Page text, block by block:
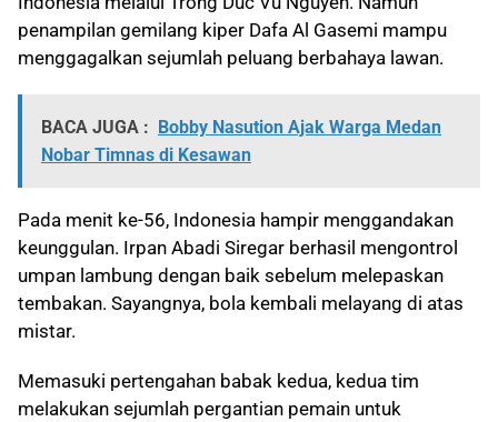
penampilan gemilang kiper Dafa Al Gasemi mampu
menggagalkan sejumlah peluang berbahaya lawan.
BACA JUGA : Bobby Nasution Ajak Warga Medan
Nobar Timnas di Kesawan
Pada menit ke-56, Indonesia hampir menggandakan
keunggulan. Irpan Abadi Siregar berhasil mengontrol
umpan lambung dengan baik sebelum melepaskan
tembakan. Sayangnya, bola kembali melayang di atas
mistar.
Memasuki pertengahan babak kedua, kedua tim
melakukan sejumlah pergantian pemain untuk